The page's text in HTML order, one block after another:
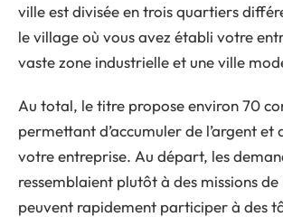
ville est divisée en trois quartiers
le village où vous avez établi votre
vaste zone industrielle et une ville
Au total, le titre propose environ 70
permettant d’accumuler de l’argent et
votre entreprise. Au départ, les
ressemblaient plutôt à des missions
peuvent rapidement participer à des